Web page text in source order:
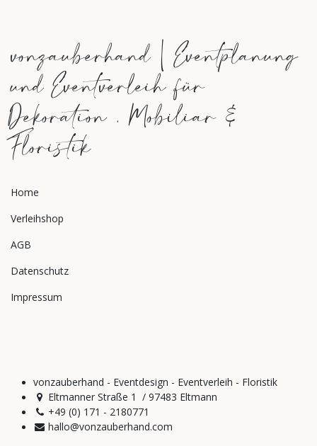
vonzauberhand | Eventplanung
und Eventverleih für
Dekoration , Mobiliar &
Floristik
Home
Verleihshop
AGB
Datenschutz
Impressum
vonzauberhand - Eventdesign - Eventverleih - Floristik
Eltmanner Straße 1 / 97483 Eltmann
+49 (0) 171 - 2180771
hallo@vonzauberhand.com